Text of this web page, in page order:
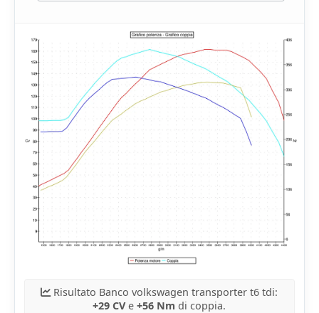
Risultato Banco volkswagen transporter t6 tdi:
+29 CVe+56 Nm di coppia.